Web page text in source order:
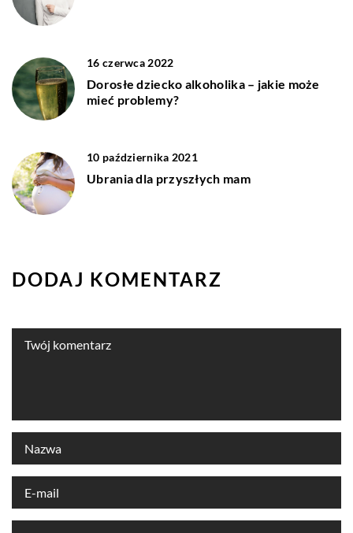
16 czerwca 2022
Dorosłe dziecko alkoholika – jakie może
mieć problemy?
10 października 2021
Ubrania dla przyszłych mam
DODAJ KOMENTARZ